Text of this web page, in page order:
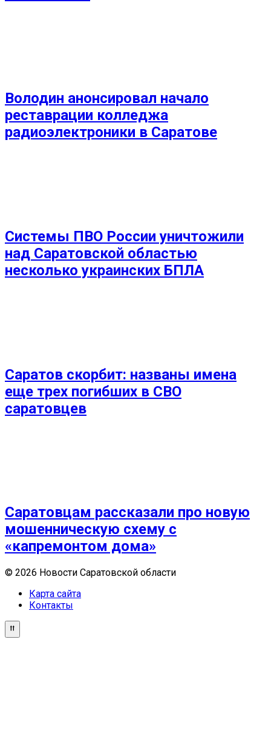
Володин анонсировал начало
реставрации колледжа
радиоэлектроники в Саратове
Системы ПВО России уничтожили
над Саратовской областью
несколько украинских БПЛА
Саратов скорбит: названы имена
еще трех погибших в СВО
саратовцев
Саратовцам рассказали про новую
мошенническую схему с
«капремонтом дома»
© 2026 Новости Саратовской области
Карта сайта
Контакты